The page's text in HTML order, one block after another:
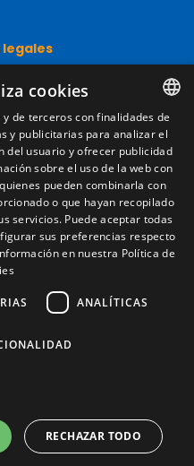
legales
cookies
de venta
cookies
S/N. Apdo 100
SPAIN
462 121
S.A. 2026
SPANISH
ENGLISH
FRENCH
ITALIAN
cookies
y de terceros con finalidades de
y publicitarias para analizar el
del usuario y ofrecer publicidad
sobre el uso de la web con
pueden combinarla con
o que hayan recopilado
servicios. Puede aceptar todas
sus preferencias respecto
en nuestra Política de
ANALÍTICAS
RECHAZAR TODO